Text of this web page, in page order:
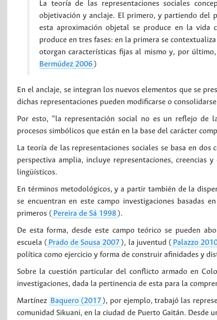
La teoría de las representaciones sociales
objetivación y anclaje. El primero, y partiendo del
esta aproximación objetal se produce en la vida
produce en tres fases: en la primera se
otorgan características fijas al mismo y, por
Bermúdez 2006 )
En el anclaje, se integran los nuevos elementos que se
dichas representaciones pueden modificarse o
Por esto, “la representación social no es un reflejo de
procesos simbólicos que están en la base del carácter
La teoría de las representaciones sociales se basa en
perspectiva amplia, incluye representaciones, creencias
lingüísticos.
En términos metodológicos, y a partir también de la
se encuentran en este campo investigaciones basadas
primeros ( Pereira de Sá 1998 ).
De esta forma, desde este campo teórico se pueden
escuela ( Prado de Sousa 2007 ), la juventud ( Palazzo
política como ejercicio y forma de construir afinidades y
Sobre la cuestión particular del conflicto armado en
investigaciones, dada la pertinencia de esta para la
Martínez Baquero (2017 ), por ejemplo, trabajó las
comunidad Sikuani, en la ciudad de Puerto Gaitán. Desde